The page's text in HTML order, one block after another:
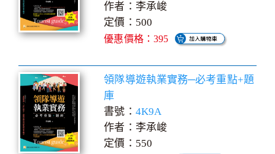
作者：李承峻
定價：500
優惠價格：395
領隊導遊執業實務─必考重點+題
庫
書號： 4K9A
作者：李承峻
定價：550